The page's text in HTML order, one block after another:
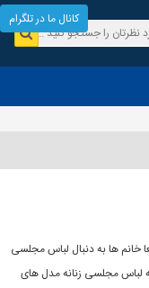
ها به دنبال لباس مجلسی
لباس مجلسی زنانه مدل های
کانال ما در تلگرام